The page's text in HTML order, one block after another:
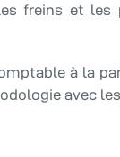
freins et
à la
avec